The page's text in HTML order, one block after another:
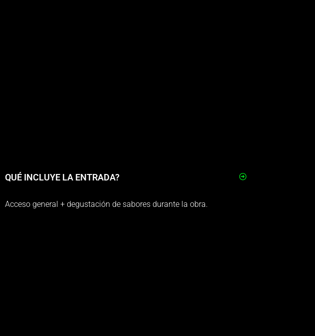
QUÉ INCLUYE LA ENTRADA?
Acceso general + degustación de sabores durante la obra.